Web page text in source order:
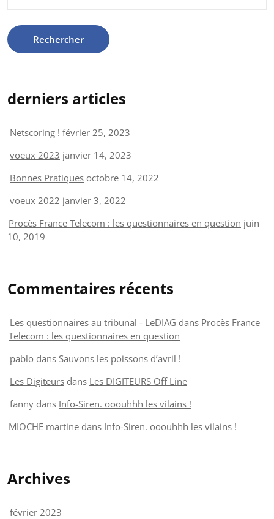
derniers articles
Netscoring ! février 25, 2023
voeux 2023 janvier 14, 2023
Bonnes Pratiques octobre 14, 2022
voeux 2022 janvier 3, 2022
Procès France Telecom : les questionnaires en question juin
10, 2019
Commentaires récents
Les questionnaires au tribunal - LeDIAG dans Procès France
Telecom : les questionnaires en question
pablo dans Sauvons les poissons d’avril !
Les Digiteurs dans Les DIGITEURS Off Line
fanny dans Info-Siren. ooouhhh les vilains !
MIOCHE martine dans Info-Siren. ooouhhh les vilains !
Archives
février 2023